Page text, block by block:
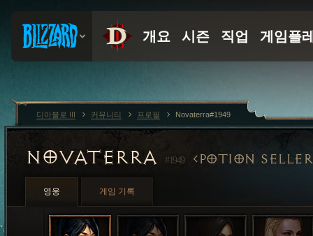
NOVATERRA #1949 POTION SELLER
영웅 게임 기록
디아블로 III 커뮤니티 프로필 Novaterra#1949